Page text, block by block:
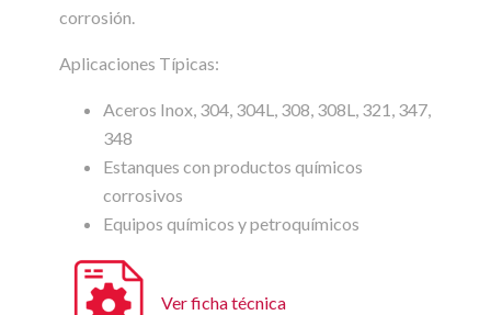
corrosión.
Aplicaciones Típicas:
Aceros Inox, 304, 304L, 308, 308L, 321, 347,
348
Estanques con productos químicos
corrosivos
Equipos químicos y petroquímicos
Ver ficha técnica